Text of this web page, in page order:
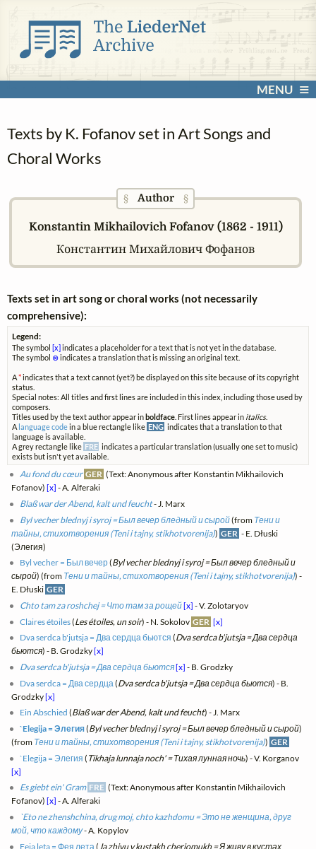
MENU
Texts by K. Fofanov set in Art Songs and
Choral Works
§ Author§
Konstantin Mikhailovich Fofanov (1862 - 1911)
Константин Михайлович Фофанов
Texts set in art song or choral works (not necessarily
comprehensive):
Legend:
The symbol[x]indicates a placeholder for a text that is not yet in the database.
The symbol ⊗indicates a translation that is missing an original text.
A*indicates that a text cannot (yet?) be displayed on this site because of its copyright
status.
Special notes: All titles and first lines are included in this index, including those used by
composers.
Titles used by the text author appear inboldface . First lines appear in italics.
A language codein a blue rectangle like ENG indicates that a translation to that
language is available.
A grey rectangle like FRE indicates a particular translation (usually one set to music)
exists but isn't yet available.
Au fond du cœur GER (Text: Anonymous after Konstantin Mikhailovich
Fofanov)[x] - A. Alferaki
Blaß war der Abend, kalt und feucht- J. Marx
Byl vecher blednyj i syroj = Был вечер бледный и сырой(from Тени и
тайны, стихотворения (Teni i tajny, stikhotvorenija)) GER - E. Dłuski
(Элегия)
Byl vecher = Был вечер(Byl vecher blednyj i syroj = Был вечер бледный и
сырой) (from Тени и тайны, стихотворения (Teni i tajny, stikhotvorenija)) -
E. Dłuski GER
Chto tam za roshchej = Что там за рощей[x] - V. Zolotaryov
Claires étoiles(Les étoiles, un soir) - N. Sokolov GER [x]
Dva serdca b'jutsja = Два сердца бьются (Dva serdca b'jutsja = Два сердца
бьются) - B. Grodzky[x]
Dva serdca b'jutsja = Два сердца бьются[x] - B. Grodzky
Dva serdca = Два сердца (Dva serdca b'jutsja = Два сердца бьются) - B.
Grodzky[x]
Ein Abschied (Blaß war der Abend, kalt und feucht) - J. Marx
`Elegija = Элегия(Byl vecher blednyj i syroj = Был вечер бледный и сырой)
(from Тени и тайны, стихотворения (Teni i tajny, stikhotvorenija)) GER
`Elegija = Элегия ( Tikhaja lunnaja noch' = Тихая лунная ночь) - V. Korganov
[x]
Es giebt ein' Gram FRE (Text: Anonymous after Konstantin Mikhailovich
Fofanov)[x] - A. Alferaki
`Eto ne zhenshchina, drug moj, chto kazhdomu = Это не женщина, друг
мой, что каждому- A. Kopylov
Feja leta = Фея лета ( Ja zhivu v kustakh cherjomukh = Я живу в кустах